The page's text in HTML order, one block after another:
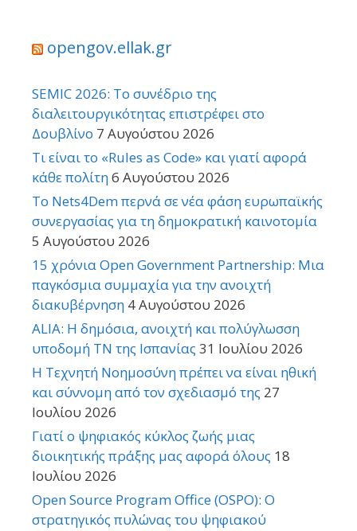
opengov.ellak.gr
SEMIC 2026: Το συνέδριο της
διαλειτουργικότητας επιστρέφει στο
Δουβλίνο 7 Αυγούστου 2026
Τι είναι το «Rules as Code» και γιατί αφορά
κάθε πολίτη6 Αυγούστου 2026
Το Nets4Dem περνά σε νέα φάση ευρωπαϊκής
συνεργασίας για τη δημοκρατική καινοτομία
5 Αυγούστου 2026
15 χρόνια Open Government Partnership: Μια
παγκόσμια συμμαχία για την ανοιχτή
διακυβέρνηση 4 Αυγούστου 2026
ALIA: Η δημόσια, ανοιχτή και πολύγλωσση
υποδομή ΤΝ της Ισπανίας 31 Ιουλίου 2026
Η Τεχνητή Νοημοσύνη πρέπει να είναι ηθική
και σύννομη από τον σχεδιασμό της 27
Ιουλίου 2026
Γιατί ο ψηφιακός κύκλος ζωής μιας
διοικητικής πράξης μας αφορά όλους 18
Ιουλίου 2026
Open Source Program Office (OSPO): Ο
στρατηγικός πυλώνας του ψηφιακού